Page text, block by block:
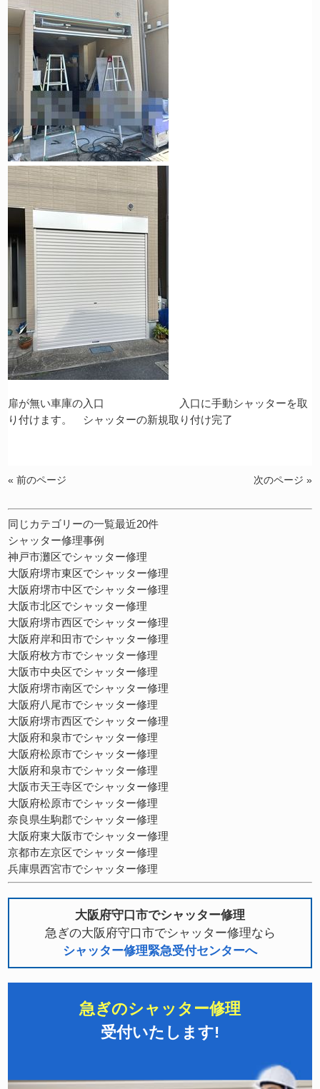
扉が無い車庫の入口 入口に手動シャッターを取
り付けます。 シャッターの新規取り付け完了
« 前のページ 次のページ »
同じカテゴリーの一覧最近20件
シャッター修理事例
神戸市灘区でシャッター修理
大阪府堺市東区でシャッター修理
大阪府堺市中区でシャッター修理
大阪市北区でシャッター修理
大阪府堺市西区でシャッター修理
大阪府岸和田市でシャッター修理
大阪府枚方市でシャッター修理
大阪市中央区でシャッター修理
大阪府堺市南区でシャッター修理
大阪府八尾市でシャッター修理
大阪府堺市西区でシャッター修理
大阪府和泉市でシャッター修理
大阪府松原市でシャッター修理
大阪府和泉市でシャッター修理
大阪市天王寺区でシャッター修理
大阪府松原市でシャッター修理
奈良県生駒郡でシャッター修理
大阪府東大阪市でシャッター修理
京都市左京区でシャッター修理
兵庫県西宮市でシャッター修理
大阪府守口市でシャッター修理
急ぎの大阪府守口市でシャッター修理なら
シャッター修理緊急受付センターへ
急ぎのシャッター修理
受付いたします!